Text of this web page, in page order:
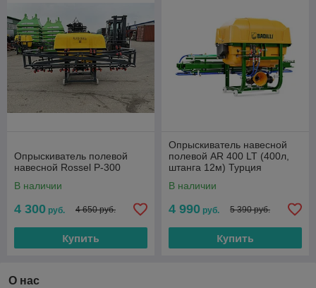
Опрыскиватель полевой
навесной Rossel P-300
В наличии
4 300 руб. 4 650 руб.
Купить
Опрыскиватель навесной
полевой AR 400 LT (400л,
штанга 12м) Турция
В наличии
4 990 руб. 5 390 руб.
Купить
О нас